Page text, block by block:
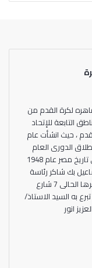
لكرة القدم من
التابعة للإتحاد
، حيث انشأت عام
إنطلاق الدورى العام
للمرة الأولى فى تاريخ مصر عام 1948
بك شاكر رئاسة
المنطقة بمقرها الحالى 7 شارع
به السيد الاستاذ/
انور